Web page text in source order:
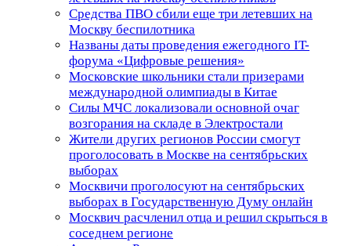
Средства ПВО сбили еще три летевших на
Москву беспилотника
Названы даты проведения ежегодного IT-
форума «Цифровые решения»
Московские школьники стали призерами
международной олимпиады в Китае
Силы МЧС локализовали основной очаг
возгорания на складе в Электростали
Жители других регионов России смогут
проголосовать в Москве на сентябрьских
выборах
Москвичи проголосуют на сентябрьских
выборах в Государственную Думу онлайн
Москвич расчленил отца и решил скрыться в
соседнем регионе